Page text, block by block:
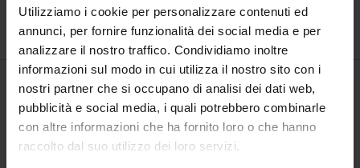
Utilizziamo i cookie per personalizzare contenuti ed
annunci, per fornire funzionalità dei social media e per
analizzare il nostro traffico. Condividiamo inoltre
informazioni sul modo in cui utilizza il nostro sito con i
nostri partner che si occupano di analisi dei dati web,
pubblicità e social media, i quali potrebbero combinarle
con altre informazioni che ha fornito loro o che hanno
raccolto dal suo utilizzo dei loro servizi.
€ 12,90 € 12,25